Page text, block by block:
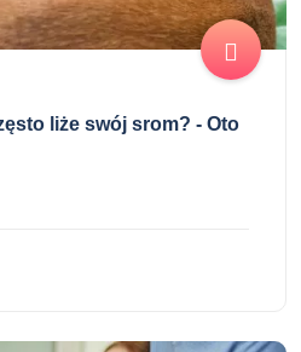
liże swój srom? - Oto